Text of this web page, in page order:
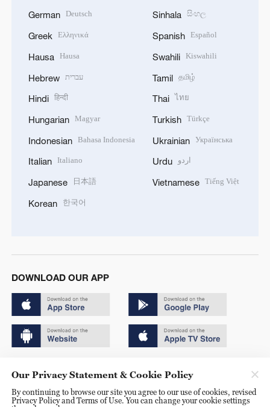
German Deutsch
Greek Ελληνικά
Hausa Hausa
Hebrew עברית
Hindi हिन्दी
Hungarian Magyar
Indonesian Bahasa Indonesia
Italian Italiano
Japanese 日本語
Korean 한국어
Sinhala සිංහල
Spanish Español
Swahili Kiswahili
Tamil தமிழ்
Thai ไทย
Turkish Türkçe
Ukrainian Українська
Urdu اردو
Vietnamese Tiếng Việt
DOWNLOAD OUR APP
京ICP备20000184号
Our Privacy Statement & Cookie Policy
By continuing to browse our site you agree to our use of cookies, revised
Privacy Policy and Terms of Use. You can change your cookie settings